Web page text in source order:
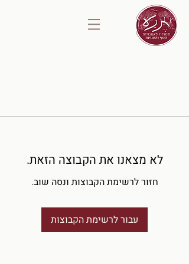
לא מצאנו את הקבוצה הזאת.
חזור לרשימת הקבוצות ונסה שוב.
עבור לרשימת הקבוצות